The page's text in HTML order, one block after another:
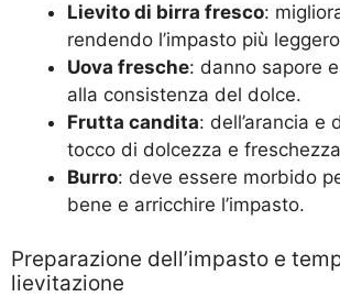
Lievito di birra fresco:
rendendo l’impasto più
Uova fresche: danno sapore
alla consistenza del dolce.
Frutta candita: dell’arancia e
tocco di dolcezza e
Burro: deve essere morbido
bene e arricchire l’impasto.
Preparazione dell’impasto e
lievitazione